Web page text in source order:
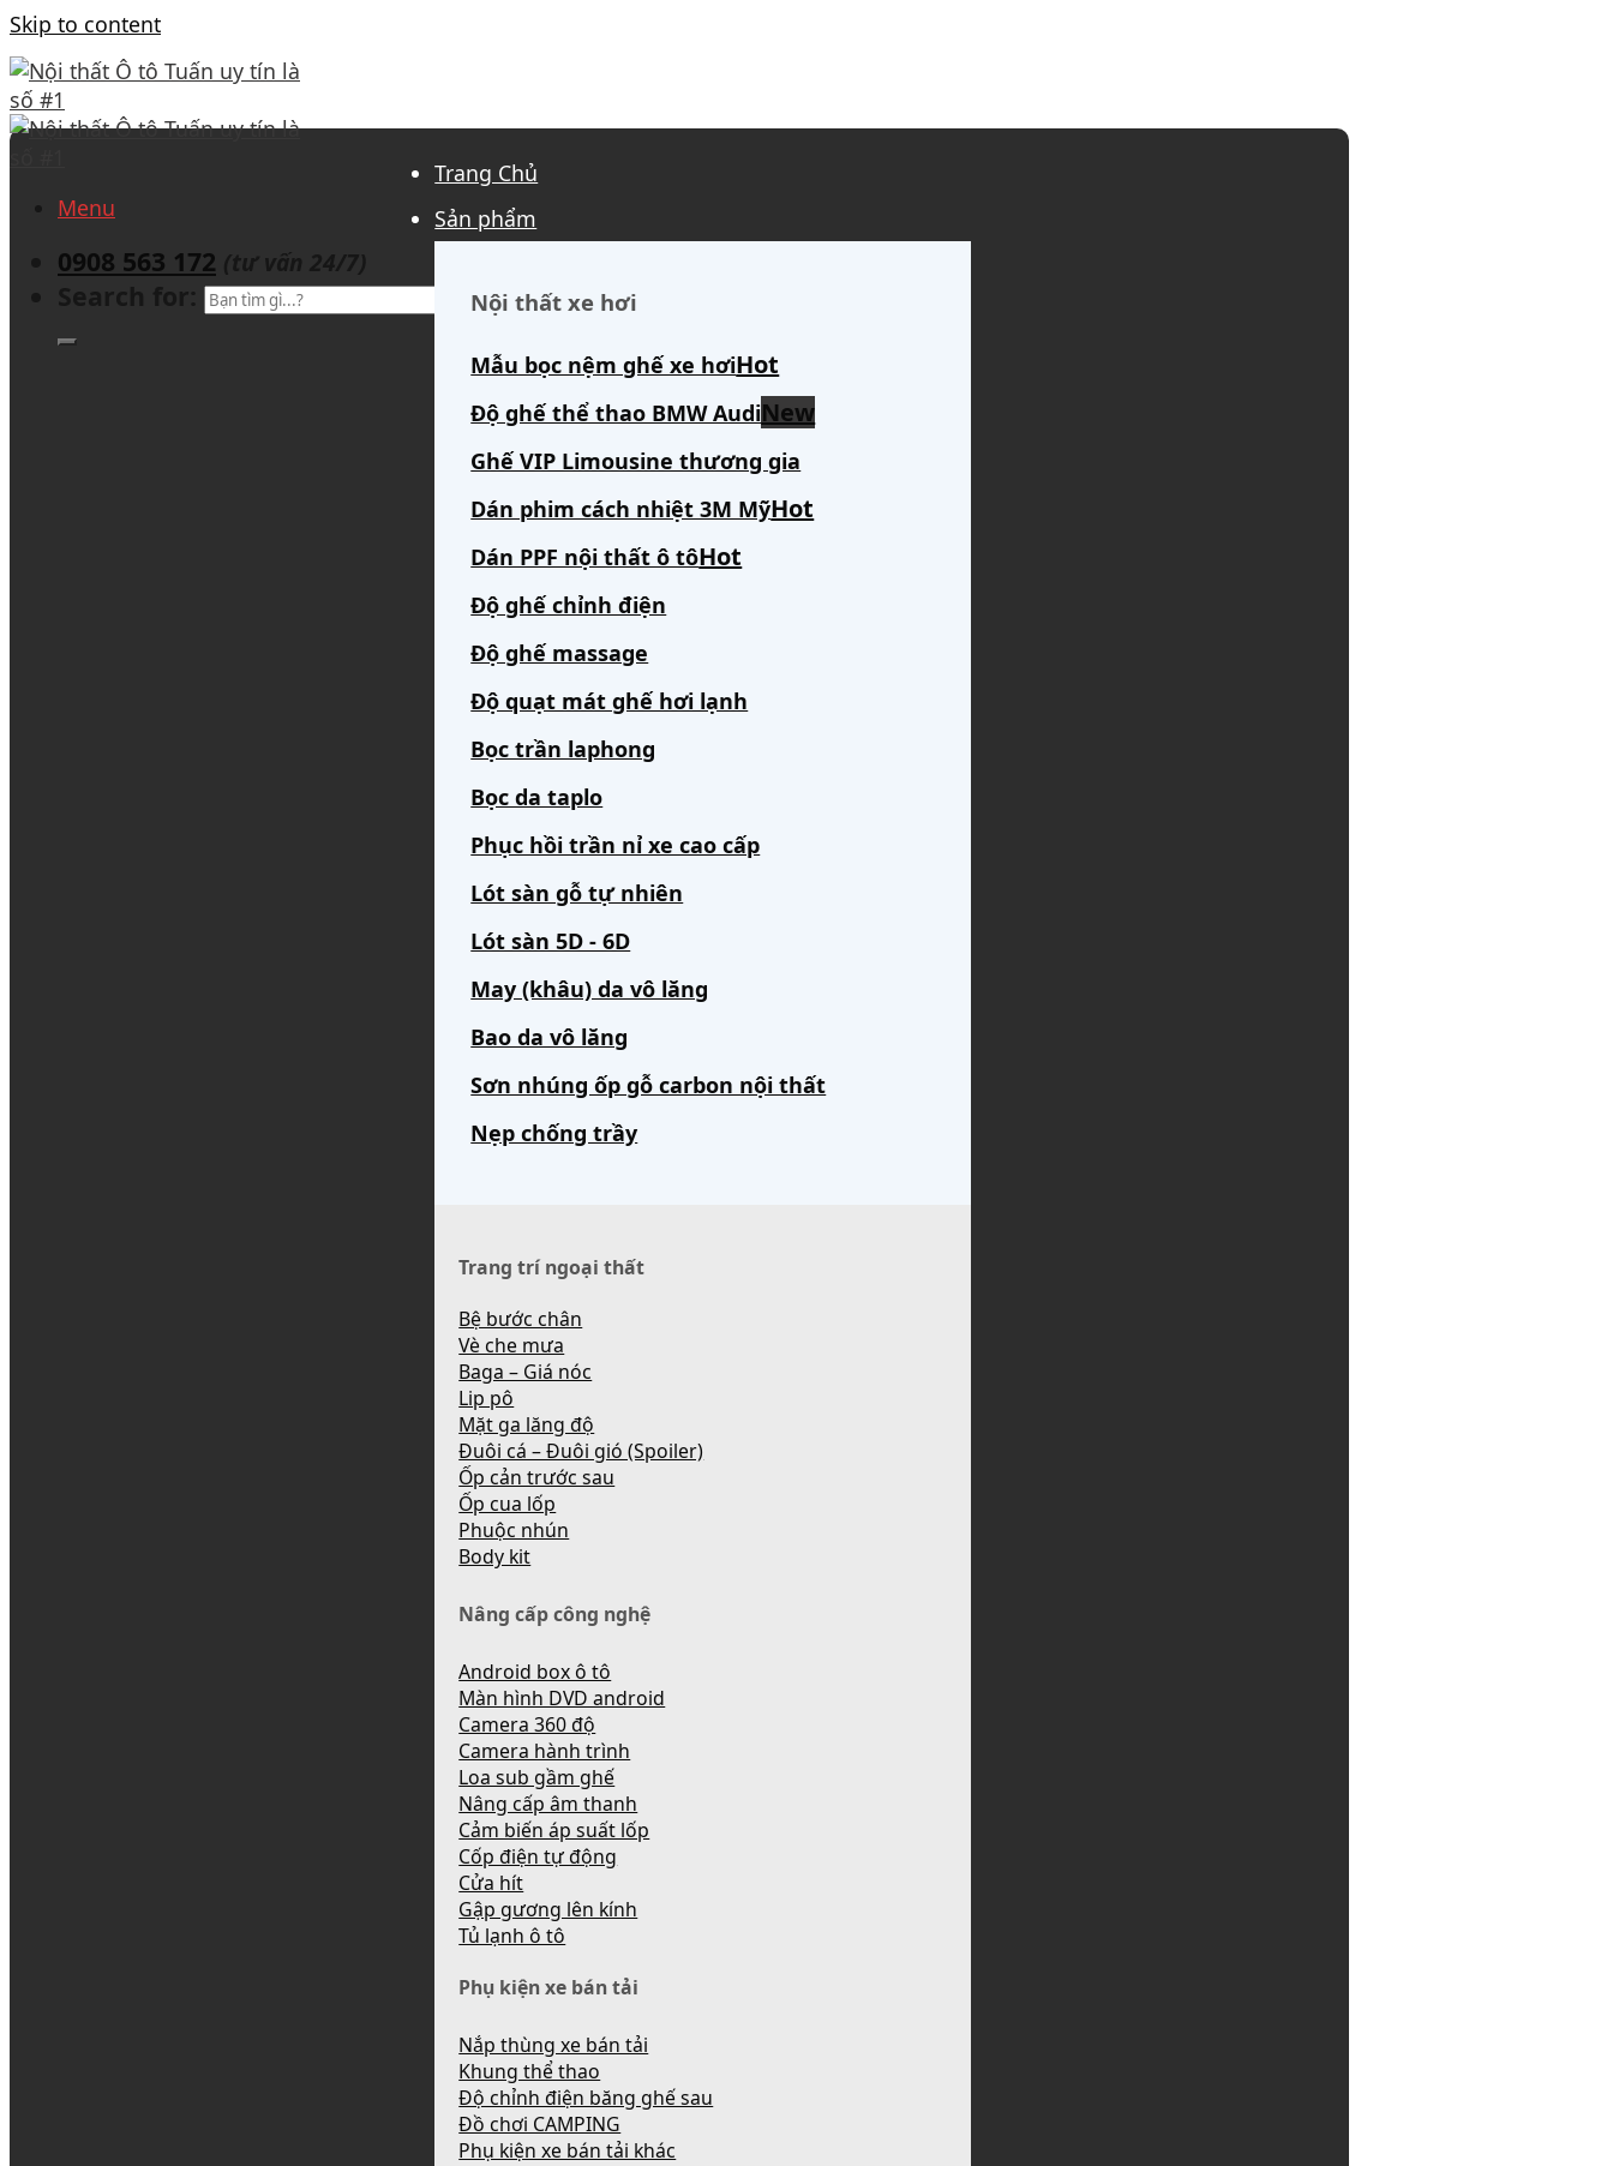
Skip to content
Menu
0908 563 172 (tư vấn 24/7)
Search for:
Trang Chủ
Sản phẩm
Nội thất xe hơi
Mẫu bọc nệm ghế xe hơi
Độ ghế thể thao BMW Audi
Ghế VIP Limousine thương gia
Dán phim cách nhiệt 3M Mỹ
Dán PPF nội thất ô tô
Độ ghế chỉnh điện
Độ ghế massage
Độ quạt mát ghế hơi lạnh
Bọc trần laphong
Bọc da taplo
Phục hồi trần nỉ xe cao cấp
Lót sàn gỗ tự nhiên
Lót sàn 5D - 6D
May (khâu) da vô lăng
Bao da vô lăng
Sơn nhúng ốp gỗ carbon nội thất
Nẹp chống trầy
Trang trí ngoại thất
Bệ bước chân
Vè che mưa
Baga – Giá nóc
Lip pô
Mặt ga lăng độ
Đuôi cá – Đuôi gió (Spoiler)
Ốp cản trước sau
Ốp cua lốp
Phuộc nhún
Body kit
Nâng cấp công nghệ
Android box ô tô
Màn hình DVD android
Camera 360 độ
Camera hành trình
Loa sub gầm ghế
Nâng cấp âm thanh
Cảm biến áp suất lốp
Cốp điện tự động
Cửa hít
Gập gương lên kính
Tủ lạnh ô tô
Phụ kiện xe bán tải
Nắp thùng xe bán tải
Khung thể thao
Độ chỉnh điện băng ghế sau
Đồ chơi CAMPING
Phụ kiện xe bán tải khác